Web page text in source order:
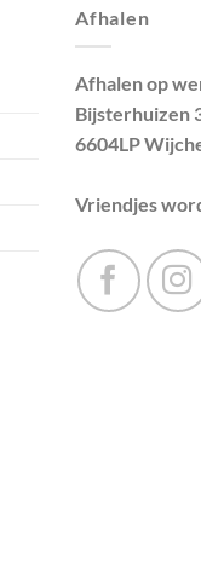
Afhalen
Afhalen op
Bijsterhuizen
6604LP
Vriendjes